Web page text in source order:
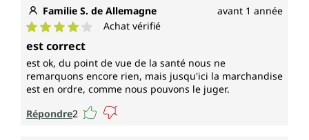
Familie S. de Allemagne avant 1 année
Note moyenne de 4 sur 5 étoiles
Achat vérifié
est correct
est ok, du point de vue de la santé nous ne
remarquons encore rien, mais jusqu'ici la marchandise
est en ordre, comme nous pouvons le juger.
Répondre2